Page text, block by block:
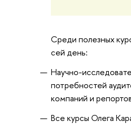
Среди полезных
сей день:
Научно-
потребностей
компаний и
Все курсы Олега